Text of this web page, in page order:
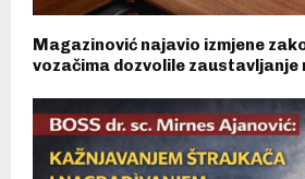
Magazinović najavio izmjene
vozačima dozvolile